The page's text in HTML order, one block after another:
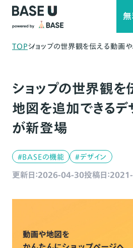
TOPショップの世界観を伝える動画
ショップの世界観を
地図を追加できるデ
が新登場
#BASEの機能 #デザイン
更新日：2026-04-30投稿日：